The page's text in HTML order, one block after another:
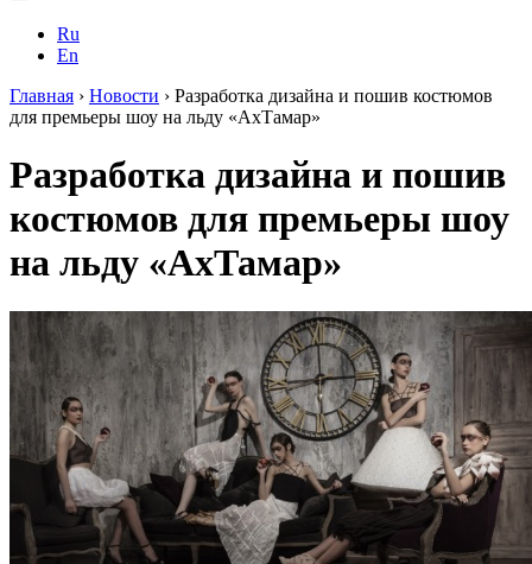
Ru
En
Главная › Новости › Разработка дизайна и пошив костюмов
для премьеры шоу на льду «АхТамар»
Разработка дизайна и пошив
костюмов для премьеры шоу
на льду «АхТамар»